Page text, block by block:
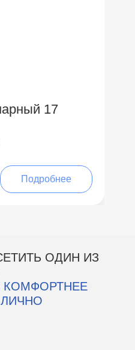
17
Подробнее
ОДИН ИЗ
КОМФОРТНЕЕ